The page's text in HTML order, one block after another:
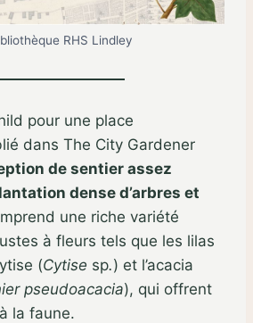
RHS Lindley
pour une place
dans The City Gardener
de sentier assez
dense d’arbres et
une riche variété
à fleurs tels que les lilas
(Cytise sp.) et l’acacia
pseudoacacia), qui offrent
la faune.